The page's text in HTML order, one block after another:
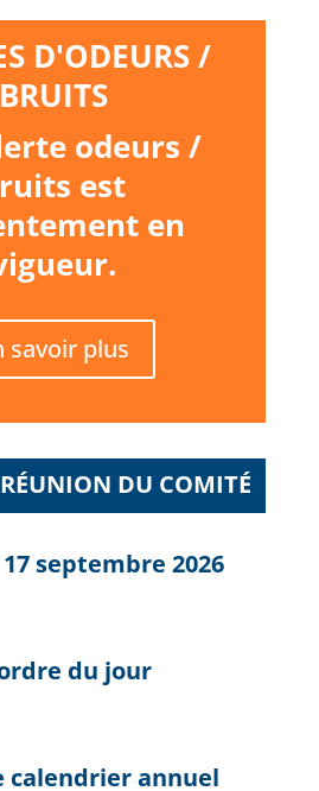
D'ODEURS /
BRUITS
odeurs /
est
en
savoir plus
DU COMITÉ
septembre 2026
du jour
calendrier annuel